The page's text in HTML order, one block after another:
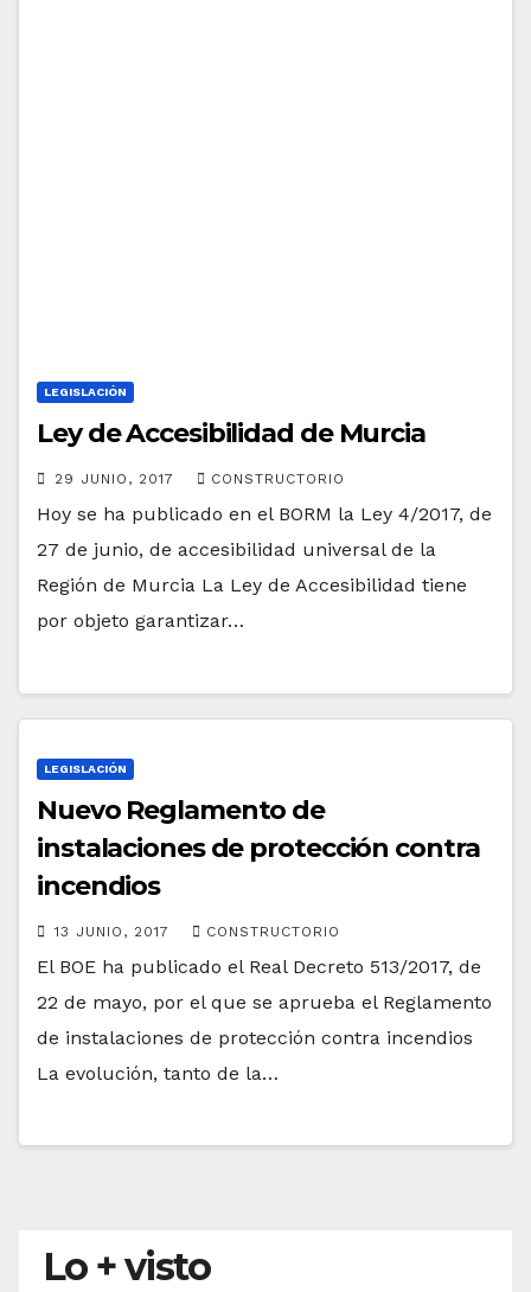
LEGISLACIÓN
Ley de Accesibilidad de Murcia
29 JUNIO, 2017 CONSTRUCTORIO
Hoy se ha publicado en el BORM la Ley 4/2017, de
27 de junio, de accesibilidad universal de la
Región de Murcia La Ley de Accesibilidad tiene
por objeto garantizar…
LEGISLACIÓN
Nuevo Reglamento de
instalaciones de protección contra
incendios
13 JUNIO, 2017 CONSTRUCTORIO
El BOE ha publicado el Real Decreto 513/2017, de
22 de mayo, por el que se aprueba el Reglamento
de instalaciones de protección contra incendios
La evolución, tanto de la…
Lo + visto